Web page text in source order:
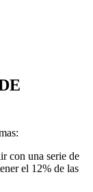
con una serie de
el 12% de las